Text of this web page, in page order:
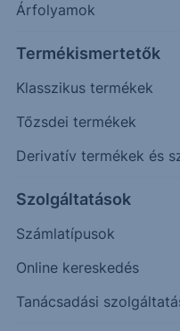
Árfolyamok
Termékismertetők
Klasszikus termékek
Tőzsdei termékek
Derivatív termékek és
Szolgáltatások
Számlatípusok
Online kereskedés
Tanácsadási
Bróker
Balog Enikő
Bróker
Email: